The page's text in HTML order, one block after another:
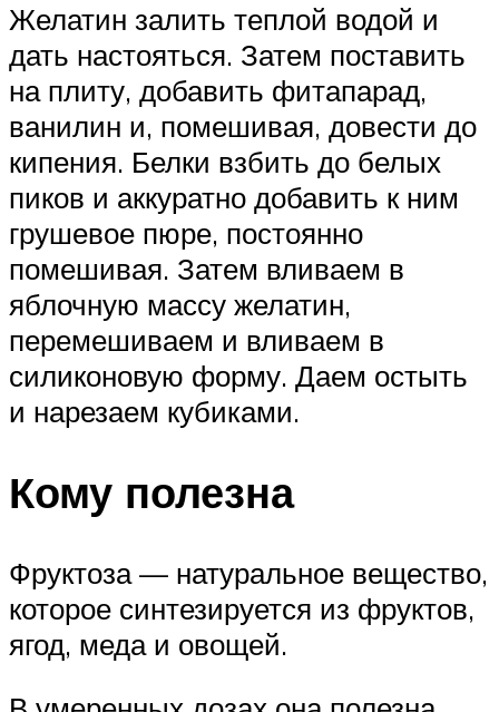
Желатин залить теплой водой и
дать настояться. Затем поставить
на плиту, добавить фитапарад,
ванилин и, помешивая, довести до
кипения. Белки взбить до белых
пиков и аккуратно добавить к ним
грушевое пюре, постоянно
помешивая. Затем вливаем в
яблочную массу желатин,
перемешиваем и вливаем в
силиконовую форму. Даем остыть
и нарезаем кубиками.
Кому полезна
Фруктоза — натуральное вещество,
которое синтезируется из фруктов,
ягод, меда и овощей.